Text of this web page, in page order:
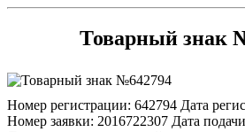
Товарный знак
Номер регистрации: 642794 Дата
Номер заявки: 2016722307 Дата